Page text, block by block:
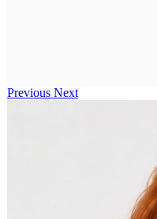
Previous Next